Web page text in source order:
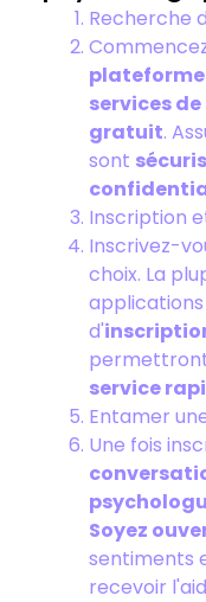
Recherche
services
gratuit.
sont
Inscription
Inscrivez-
choix. La
d'
service
Entamer
Une fois
Soyez
sentiments
recevoir